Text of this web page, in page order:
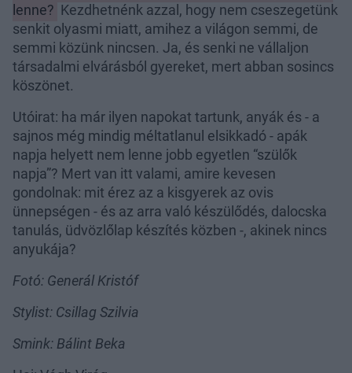
lenne? Kezdhetnénk azzal, hogy nem cseszegetünk
senkit olyasmi miatt, amihez a világon semmi, de
semmi közünk nincsen. Ja, és senki ne vállaljon
társadalmi elvárásból gyereket, mert abban sosincs
köszönet.
Utóirat: ha már ilyen napokat tartunk, anyák és - a
sajnos még mindig méltatlanul elsikkadó - apák
napja helyett nem lenne jobb egyetlen “szülők
napja”? Mert van itt valami, amire kevesen
gondolnak: mit érez az a kisgyerek az ovis
ünnepségen - és az arra való készülődés, dalocska
tanulás, üdvözlőlap készítés közben -, akinek nincs
anyukája?
Fotó: Generál Kristóf
Stylist: Csillag Szilvia
Smink: Bálint Beka